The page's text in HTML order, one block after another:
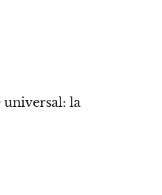
universal: la